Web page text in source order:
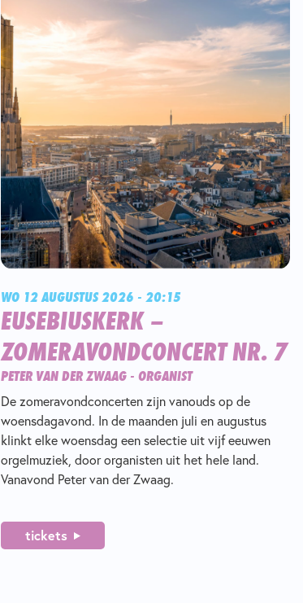
WO 12 AUGUSTUS 2026 - 20:15
EUSEBIUSKERK –
ZOMERAVONDCONCERT NR. 7
PETER VAN DER ZWAAG - ORGANIST
De zomeravondconcerten zijn vanouds op de
woensdagavond. In de maanden juli en augustus
klinkt elke woensdag een selectie uit vijf eeuwen
orgelmuziek, door organisten uit het hele land.
Vanavond Peter van der Zwaag.
tickets